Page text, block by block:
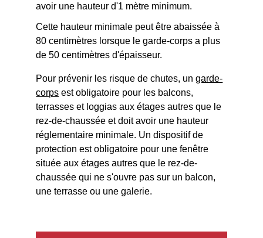
avoir une hauteur d'1 mètre minimum.
Cette hauteur minimale peut être abaissée à
80 centimètres lorsque le garde-corps a plus
de 50 centimètres d'épaisseur.
Pour prévenir les risque de chutes, ungarde-
corps est obligatoire pour les balcons,
terrasses et loggias aux étages autres que le
rez-de-chaussée et doit avoir une hauteur
réglementaire minimale. Un dispositif de
protection est obligatoire pour une fenêtre
située aux étages autres que le rez-de-
chaussée qui ne s'ouvre pas sur un balcon,
une terrasse ou une galerie.